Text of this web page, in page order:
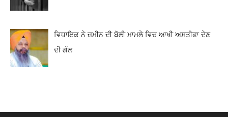
ਵਿਧਾਇਕ ਨੇ ਜ਼ਮੀਨ ਦੀ ਬੋਲੀ ਮਾਮਲੇ ਵਿਚ ਆਖੀ ਅਸਤੀਫਾ ਦੇਣ
ਦੀ ਗੱਲ